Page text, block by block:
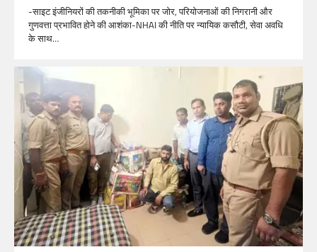
-साइट इंजीनियरों की तकनीकी भूमिका पर जोर, परियोजनाओं की निगरानी और
गुणवत्ता प्रभावित होने की आशंका-NHAI की नीति पर न्यायिक कसौटी, सेवा अवधि
के साथ…